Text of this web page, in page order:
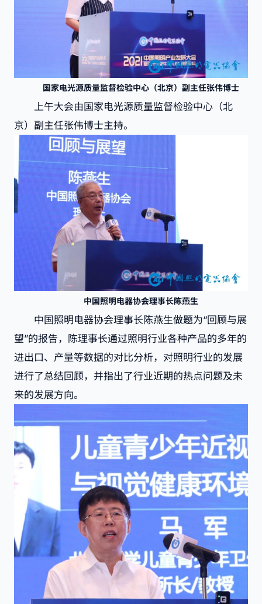
国家电光源质量监督检验中心（北京）副主任张伟博士
上午大会由国家电光源质量监督检验中心（北
京）副主任张伟博士主持。
中国照明电器协会理事长陈燕生
中国照明电器协会理事长陈燕生做题为“回顾与展
望”的报告，陈理事长通过照明行业各种产品的多年的
进出口、产量等数据的对比分析，对照明行业的发展
进行了总结回顾，并指出了行业近期的热点问题及未
来的发展方向。